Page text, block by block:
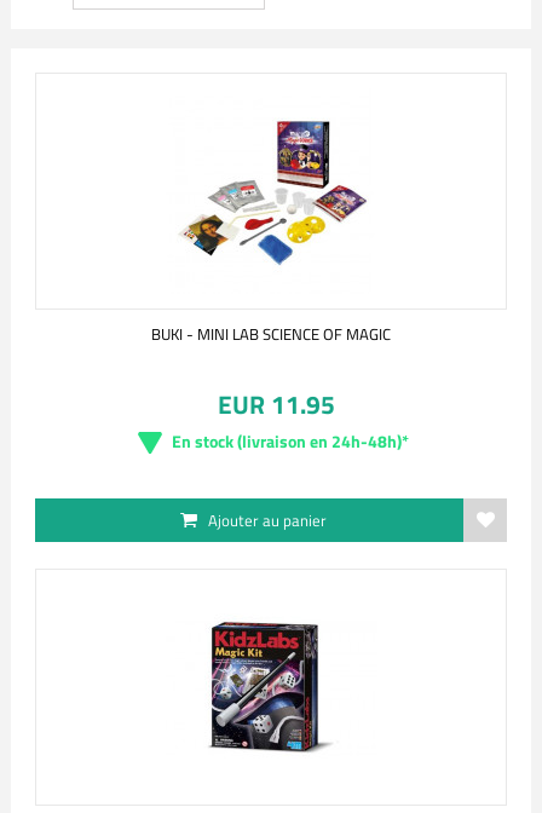
BUKI - MINI LAB SCIENCE OF MAGIC
EUR 11.95
En stock (livraison en 24h-48h)*
Ajouter au panier